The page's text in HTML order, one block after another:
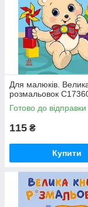
Для малюків.
розмальовок
Готово до відправки
115 ₴
Купити